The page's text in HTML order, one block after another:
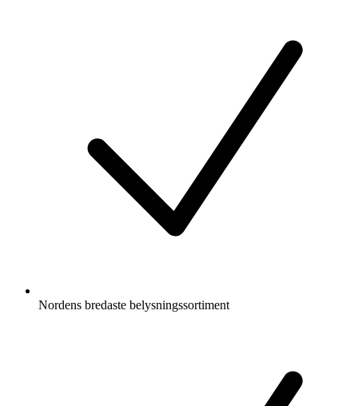
Nordens bredaste belysningssortiment